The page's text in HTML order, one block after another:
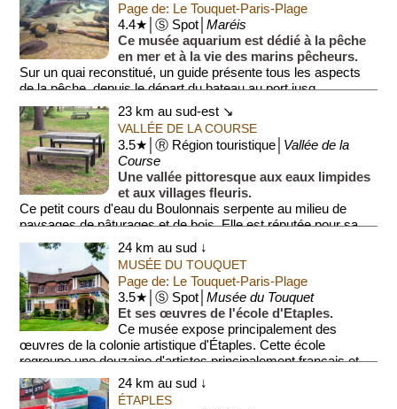
Page de: Le Touquet-Paris-Plage
4.4★│Ⓢ Spot│Maréis
Ce musée aquarium est dédié à la pêche
en mer et à la vie des marins pêcheurs.
Sur un quai reconstitué, un guide présente tous les aspects
de la pêche, depuis le départ du bateau au port jusq...
23 km au sud-est ↘
VALLÉE DE LA COURSE
3.5★│Ⓡ Région touristique│ Vallée de la
Course
Une vallée pittoresque aux eaux limpides
et aux villages fleuris.
Ce petit cours d'eau du Boulonnais serpente au milieu de
paysages de pâturages et de bois. Elle est réputée pour sa
tranquillité, s...
24 km au sud ↓
MUSÉE DU TOUQUET
Page de: Le Touquet-Paris-Plage
3.5★│Ⓢ Spot│Musée du Touquet
Et ses œuvres de l'école d'Etaples.
Ce musée expose principalement des
œuvres de la colonie artistique d'Étaples. Cette école
regroupe une douzaine d'artistes principalement français et
anglo-saxo...
24 km au sud ↓
ÉTAPLES